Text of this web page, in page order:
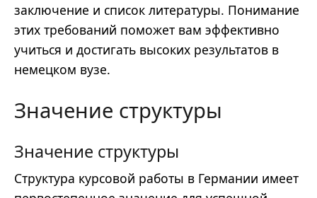
заключение и список литературы. Понимание
этих требований поможет вам эффективно
учиться и достигать высоких результатов в
немецком вузе.
Значение структуры
Значение структуры
Структура курсовой работы в Германии имеет